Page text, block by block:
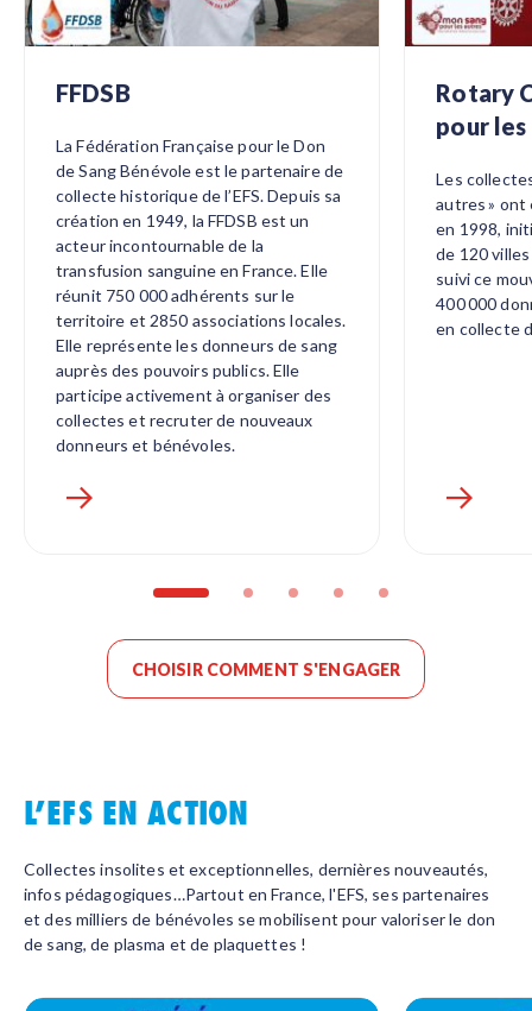
CHOISIR COMMENT S'ENGAGER
FFDSB
La Fédération Française pour le Don
de Sang Bénévole est le partenaire de
collecte historique de l’EFS. Depuis sa
création en 1949, la FFDSB est un
acteur incontournable de la
transfusion sanguine en France. Elle
réunit 750 000 adhérents sur le
territoire et 2850 associations locales.
Elle représente les donneurs de sang
auprès des pouvoirs publics. Elle
participe activement à organiser des
collectes et recruter de nouveaux
donneurs et bénévoles.
Rotary
pour
Les
autres » ont
en 1998,
de 120
suivi ce
400 000
en collecte
L’EFS EN ACTION
Collectes insolites et exceptionnelles, dernières nouveautés,
infos pédagogiques…Partout en France, l'EFS, ses partenaires
et des milliers de bénévoles se mobilisent pour valoriser le don
de sang, de plasma et de plaquettes !